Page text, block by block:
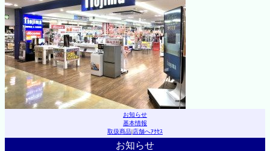
お知らせ
基本情報
取扱商品|店舗へｱｸｾｽ
お知らせ